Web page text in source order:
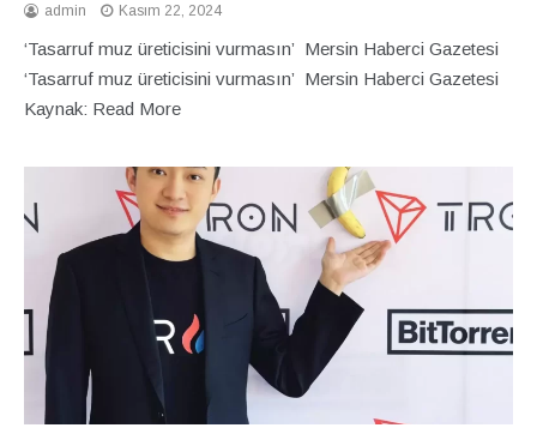
admin Kasım 22, 2024
‘Tasarruf muz üreticisini vurmasın’ Mersin Haberci Gazetesi
‘Tasarruf muz üreticisini vurmasın’ Mersin Haberci Gazetesi
Kaynak: Read More